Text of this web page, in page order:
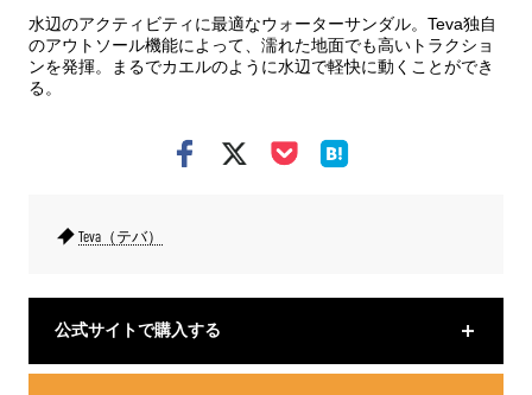
水辺のアクティビティに最適なウォーターサンダル。Teva独自
のアウトソール機能によって、濡れた地面でも高いトラクショ
ンを発揮。まるでカエルのように水辺で軽快に動くことができ
る。
Teva（テバ）
公式サイトで購入する